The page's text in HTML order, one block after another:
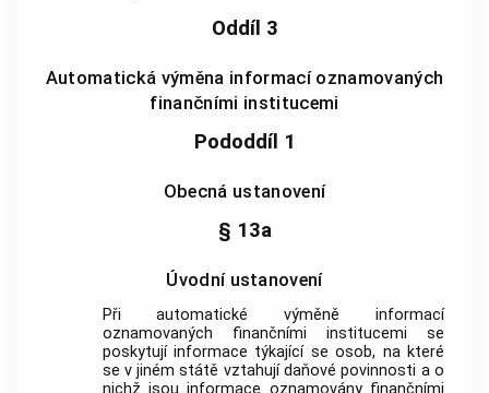
Oddíl 3
Automatická výměna informací oznamovaných
finančními institucemi
Pododdíl 1
Obecná ustanovení
§ 13a
Úvodní ustanovení
Přiautomatické výměně informací
oznamovaných finančními institucemi se
poskytují informace týkající se osob, na které
se v jiném státě vztahují daňové povinnosti a o
nichž jsouinformace oznamovány finančními